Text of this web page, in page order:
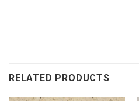
RELATED PRODUCTS